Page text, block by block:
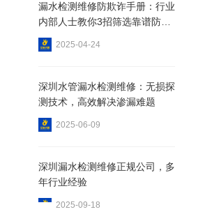
漏水检测维修防欺诈手册：行业
内部人士教你3招筛选靠谱防水
公司
2025-04-24
深圳水管漏水检测维修：无损探
测技术，高效解决渗漏难题
2025-06-09
深圳漏水检测维修正规公司，多
年行业经验
2025-09-18